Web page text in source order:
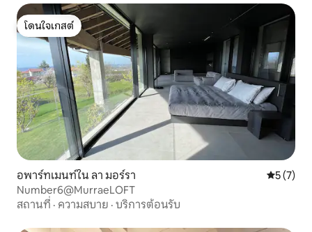
โดนใจเกสต์
โดนใจเกสต์
อพาร์ทเมนท์ใน ลา มอร์รา คะแนนเฉ
5 (7)
Number6@MurraeLOFT
สถานที่ · ความสบาย · บริการต้อนรับ